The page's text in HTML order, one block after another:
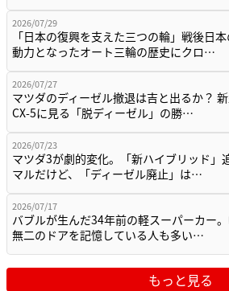
2026/07/29
「日本の復興を支えた三つの輪」戦後日
動力となったオート三輪の歴史にクロ…
2026/07/27
マツダのディーゼル撤退は吉と出るか？
CX-5に見る「脱ディーゼル」の勝…
2026/07/23
マツダ3が劇的変化。「新ハイブリッド」
マルだけど、「ディーゼル廃止」は…
2026/07/17
バブルが生んだ34年前の軽スーパーカー
無二のドアを記憶している人も多い…
もっと見る